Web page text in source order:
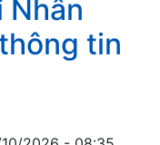
Nhân
tin